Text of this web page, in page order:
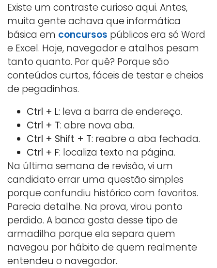
Existe um contraste curioso aqui. Antes,
muita gente achava que informática
básica em concursos públicos era só Word
e Excel. Hoje, navegador e atalhos pesam
tanto quanto. Por quê? Porque são
conteúdos curtos, fáceis de testar e cheios
de pegadinhas.
Ctrl + L: leva a barra de endereço.
Ctrl + T: abre nova aba.
Ctrl + Shift + T: reabre a aba fechada.
Ctrl + F: localiza texto na página.
Na última semana de revisão, vi um
candidato errar uma questão simples
porque confundiu histórico com favoritos.
Parecia detalhe. Na prova, virou ponto
perdido. A banca gosta desse tipo de
armadilha porque ela separa quem
navegou por hábito de quem realmente
entendeu o navegador.